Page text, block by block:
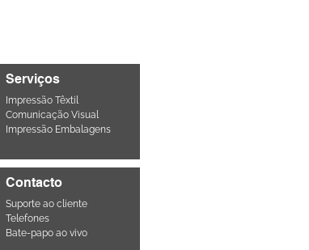
Serviços
Impressão Têxtil
Comunicação Visual
Impressão Embalagens
Contacto
Suporte ao cliente
Telefones
Bate-papo ao vivo